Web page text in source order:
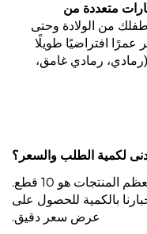
مع خيارات متعددة من
من الولادة وحتى
مما يوفر عمرًا افتراضيًا طويلًا
(رمادي، رمادي غامق،
ج1: الحد الأدنى لكمية الطلب لدينا لمعظم المنتجات هو 10 قطع.
بالكمية للحصول على
عرض سعر دقيق.